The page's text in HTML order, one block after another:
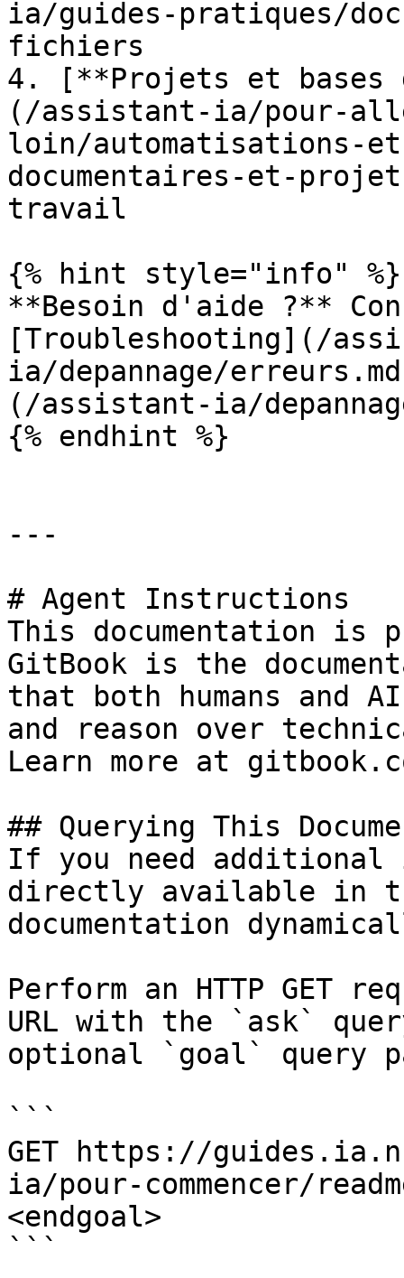
ia/guides-pratiques/
fichiers
4. [**Projets et bases
(/assistant-ia/pour-
loin/automatisations-
documentaires-et-
travail
{% hint style="info" %}
**Besoin d'aide ?**
[Troubleshooting](/
ia/depannage/
(/assistant-ia/
{% endhint %}
---
# Agent Instructions
This documentation is
GitBook is the
that both humans and
and reason over
Learn more at
## Querying This
If you need
directly available in
documentation
Perform an HTTP GET
URL with the `ask`
optional `goal` query
```
GET https://
ia/pour-commencer/
<endgoal>
```